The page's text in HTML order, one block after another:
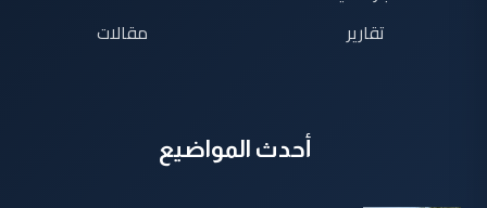
تقارير
مقالات
أحدث المواضيع